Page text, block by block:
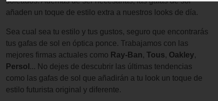
añaden un toque de estilo extra a nuestros looks de día.
Sea cual sea tu estilo y tus gustos, seguro que encontrarás
tus gafas de sol en óptica ponce. Trabajamos con las
mejores firmas actuales como Ray-Ban, Tous, Oakley,
Persol ... No dejes de descubrir las últimas tendencias
como las gafas de sol que añadirán a tu look un toque de
estilo futurista original y diferente.